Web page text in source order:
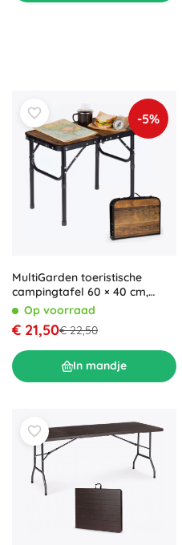
-5%
MultiGarden toeristische
campingtafel 60 × 40 cm,
opvouwbaar tot koffer, oud
eiken
Op voorraad
€ 21,50€ 22,50
In mandje